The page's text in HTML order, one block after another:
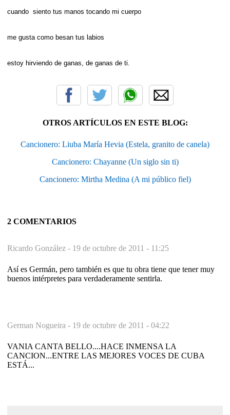
cuando siento tus manos tocando mi cuerpo
me gusta como besan tus labios
estoy hirviendo de ganas, de ganas de ti.
OTROS ARTÍCULOS EN ESTE BLOG:
Cancionero: Liuba María Hevia (Estela, granito de canela)
Cancionero: Chayanne (Un siglo sin ti)
Cancionero: Mirtha Medina (A mi público fiel)
2 COMENTARIOS
Ricardo González - 19 de octubre de 2011 - 11:25
Así es Germán, pero también es que tu obra tiene que tener muy
buenos intérpretes para verdaderamente sentirla.
German Nogueira - 19 de octubre de 2011 - 04:22
VANIA CANTA BELLO....HACE INMENSA LA
CANCION...ENTRE LAS MEJORES VOCES DE CUBA
ESTÁ...